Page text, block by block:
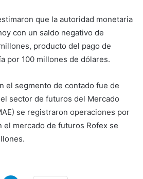
que la autoridad monetaria
con un saldo negativo de
producto del pago de
por 100 millones de dólares.
el segmento de contado fue de
sector de futuros del Mercado
se registraron operaciones por
el mercado de futuros Rofex se